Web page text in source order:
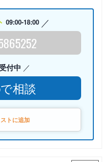
09:00-18:00
付中
相談
トに追加